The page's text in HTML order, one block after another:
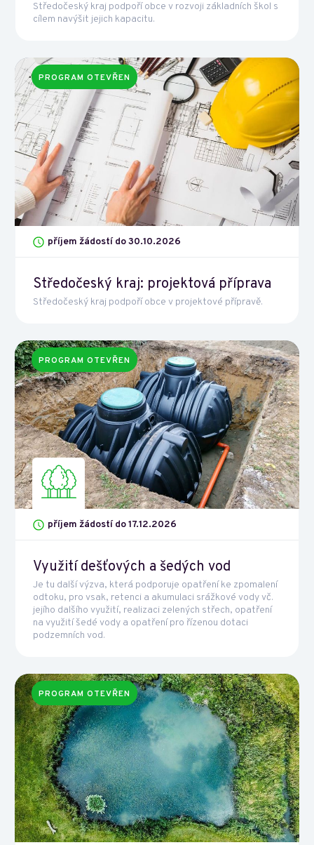
Středočeský kraj podpoří obce v rozvoji základních škol s
cílem navýšit jejich kapacitu.
PROGRAM OTEVŘEN
příjem žádostí do 30.10.2026
Středočeský kraj: projektová příprava
Středočeský kraj podpoří obce v projektové přípravě.
PROGRAM OTEVŘEN
příjem žádostí do 17.12.2026
Využití dešťových a šedých vod
Je tu další výzva, která podporuje opatření ke zpomalení
odtoku, pro vsak, retenci a akumulaci srážkové vody vč.
jejího dalšího využití, realizaci zelených střech, opatření
na využití šedé vody a opatření pro řízenou dotaci
podzemních vod.
PROGRAM OTEVŘEN